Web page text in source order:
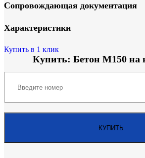
Сопровождающая документация
Характеристики
Купить в 1 клик
Купить: Бетон М150 на